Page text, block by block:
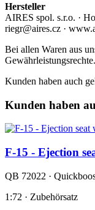
Hersteller
AIRES spol. s.r.o. ·
riegr@aires.cz ·
Bei allen Waren aus
Gewährleistungsrechte.
Kunden haben auch
Kunden haben
F-15 - Ejection
QB 72022 ·
1:72 · Zubehörsatz